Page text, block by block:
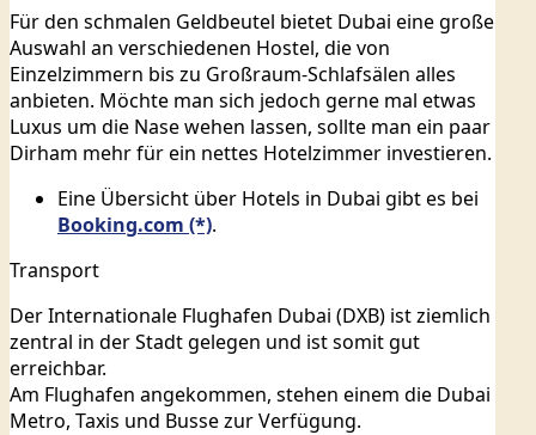
Für den schmalen Geldbeutel bietet Dubai eine große
Auswahl an verschiedenen Hostel, die von
Einzelzimmern bis zu Großraum-Schlafsälen alles
anbieten. Möchte man sich jedoch gerne mal etwas
Luxus um die Nase wehen lassen, sollte man ein paar
Dirham mehr für ein nettes Hotelzimmer investieren.
Eine Übersicht über Hotels in Dubai gibt es bei
Booking.com
.
Transport
Der Internationale Flughafen Dubai (DXB) ist ziemlich
zentral in der Stadt gelegen und ist somit gut
erreichbar.
Am Flughafen angekommen, stehen einem die Dubai
Metro, Taxis und Busse zur Verfügung.